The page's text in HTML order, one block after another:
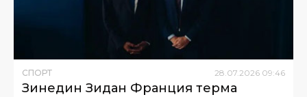
СПОРТ 28.07.2026 09:46
Зинедин Зидан Франция терма